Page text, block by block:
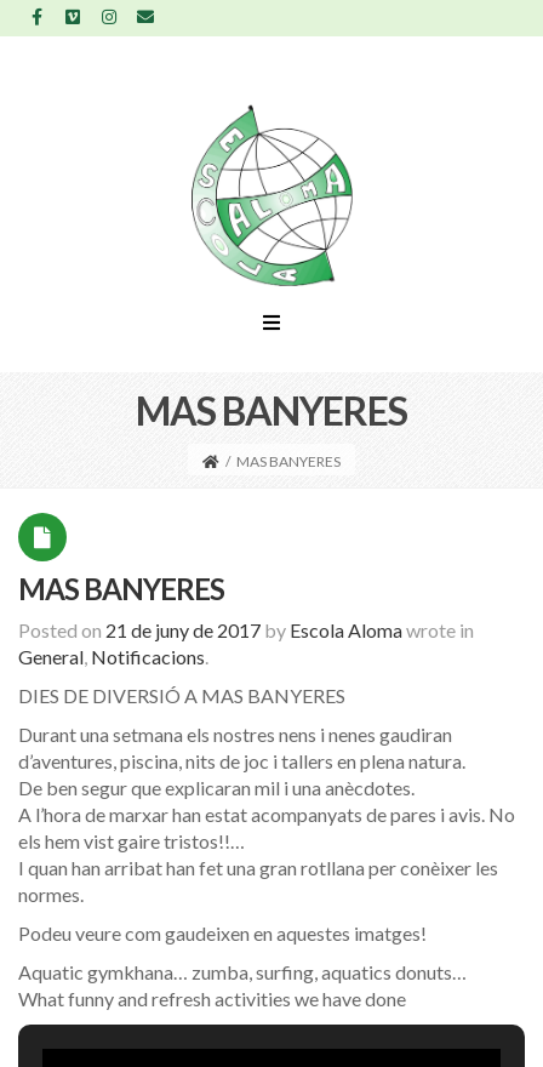
MAS BANYERES
/ MAS BANYERES
MAS BANYERES
Posted on 21 de juny de 2017 by Escola Alomawrote in
General, Notificacions.
DIES DE DIVERSIÓ A MAS BANYERES
Durant una setmana els nostres nens i nenes gaudiran
d’aventures, piscina, nits de joc i tallers en plena natura.
De ben segur que explicaran mil i una anècdotes.
A l’hora de marxar han estat acompanyats de pares i avis. No
els hem vist gaire tristos!!…
I quan han arribat han fet una gran rotllana per conèixer les
normes.
Podeu veure com gaudeixen en aquestes imatges!
Aquatic gymkhana… zumba, surfing, aquatics donuts…
What funny and refresh activities we have done